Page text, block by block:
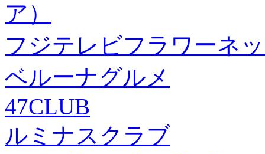
ア）
フジテレビフラワーネ
ベルーナグルメ
47CLUB
ルミナスクラブ